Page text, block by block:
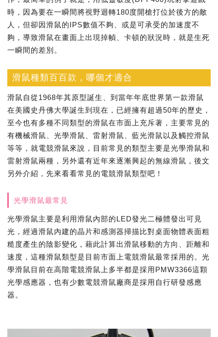
時，因為要在一瞬間將視野迴轉180度開槍打位於後方的敵
人，但卻因滑鼠的IPS數值不夠、或是可承受的加速度不
夠，導致滑鼠在畫面上出現掉幀、卡頓的狀況時，就是生死
一瞬間的差別。
滑鼠種類百百款，哪個才適合
滑鼠自從1968年其原型誕生、到當年年底世界第一款滑鼠
在美國史丹佛大學誕生到現在，已經擁有超過50年的歷史，
至今也有多種不同類型的滑鼠在市面上充斥著，主要常見的
有機械滑鼠、光學滑鼠、雷射滑鼠、藍光滑鼠以及觸控滑鼠
等等，就電競滑鼠來說，目前常見的類型主要是光學滑鼠和
雷射滑鼠兩種，另外還有近年來逐漸興起的無線滑鼠，後文
另外介紹，先來看看常見的電競滑鼠類型吧！
光學滑鼠最常見
光學滑鼠主要是利用滑鼠內部的LED發光二極體發出可見
光，經過滑鼠內建的晶片和感測器掃描比對桌面物體表面粗
糙度產生的陰影變化，藉此計算出滑鼠移動的方向、距離和
速度，這種滑鼠類型是目前市面上電競滑鼠最常採用的。光
學滑鼠目前在高階電競滑鼠上多半都是採用PMW3366這顆
光學感應器，也有少數電競滑鼠廠商是採用自行研發感應
器。